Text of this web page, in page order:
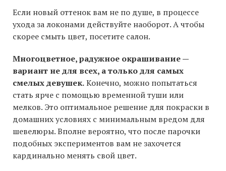
Если новый оттенок вам не по душе, в процессе
ухода за локонами действуйте наоборот. А чтобы
скорее смыть цвет, посетите салон.
Многоцветное, радужное окрашивание —
вариант не для всех, а только для самых
смелых девушек.Конечно, можно попытаться
стать ярче с помощью временной туши или
мелков. Это оптимальное решение для покраски в
домашних условиях с минимальным вредом для
шевелюры. Вполне вероятно, что после парочки
подобных экспериментов вам не захочется
кардинально менять свой цвет.